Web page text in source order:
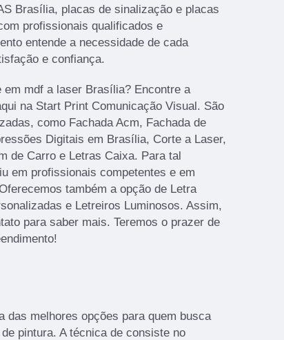
Brasília, placas de sinalização e placas
profissionais qualificados e
entende a necessidade de cada
e confiança.
mdf a laser Brasília? Encontre a
na Start Print Comunicação Visual. São
como Fachada Acm, Fachada de
Digitais em Brasília, Corte a Laser,
de Carro e Letras Caixa. Para tal
em profissionais competentes e em
também a opção de Letra
e Letreiros Luminosos. Assim,
para saber mais. Teremos o prazer de
das melhores opções para quem busca
pintura. A técnica de consiste no